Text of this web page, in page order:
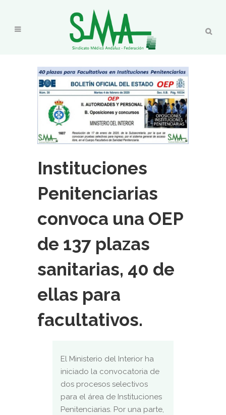
Instituciones
Penitenciarias
convoca una OEP
de 137 plazas
sanitarias, 40 de
ellas para
facultativos.
El Ministerio del Interior ha
iniciado la convocatoria de
dos procesos selectivos
para el área de Instituciones
Penitenciarias. Por una parte,